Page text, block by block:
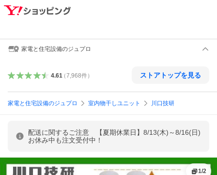
家電と住宅設備のジュプロ
4.61（7,968件） ストアトップを見る
家電と住宅設備のジュプロ 室内物干しユニット 川口技研
配送に関するご注意 【夏期休業日】8/13(木)～8/16(日)
お休み中も注文受付中！
1/2